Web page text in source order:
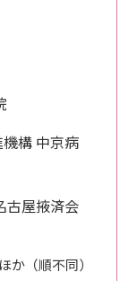
構 中京病
古屋掖済会
ほか（順不同）